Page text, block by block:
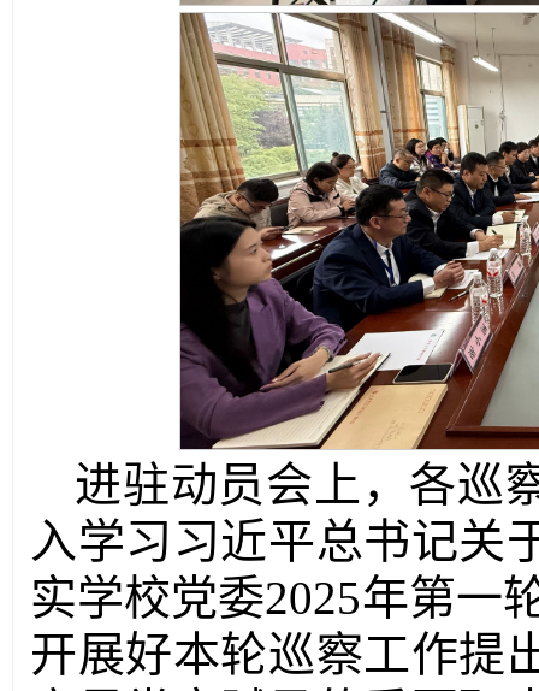
进驻动员会上，各巡
入学习习近平总书记关
实学校党委2025年第一
开展好本轮巡察工作提